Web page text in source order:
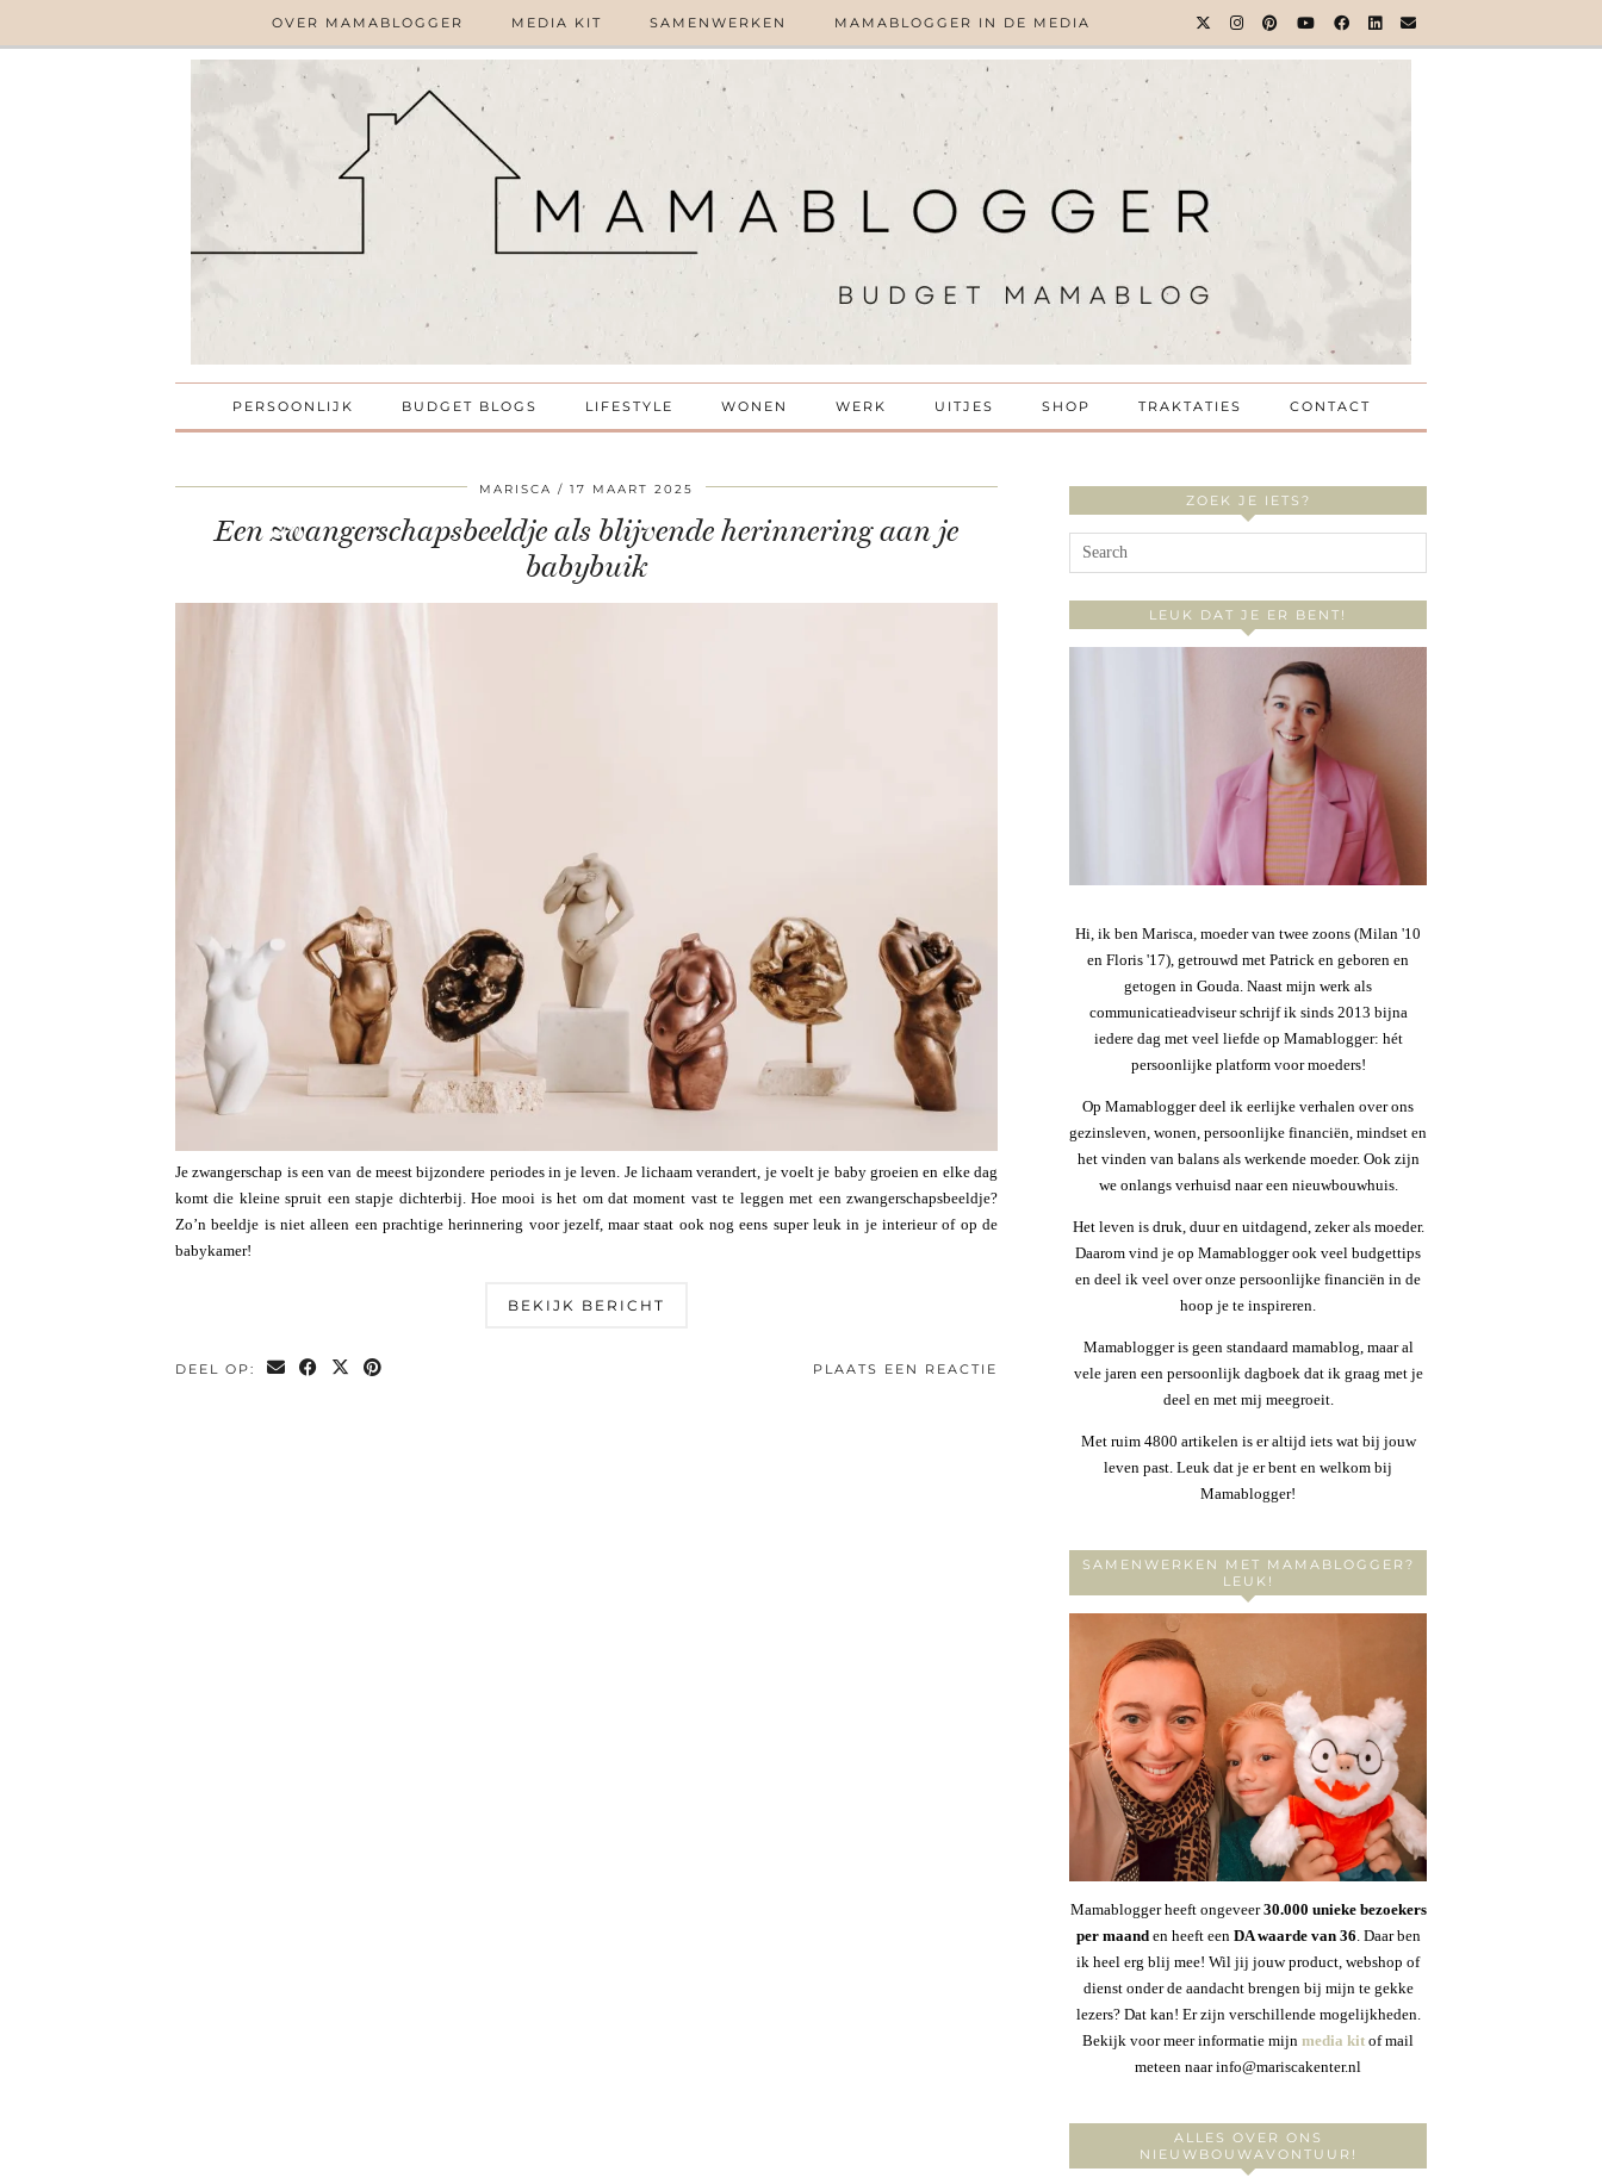
OVER MAMABLOGGER MEDIA KIT SAMENWERKEN MAMABLOGGER IN DE MEDIA
PERSOONLIJK BUDGET BLOGS LIFESTYLE WONEN WERK UITJES SHOP TRAKTATIES CONTACT
MARISCA 17 MAART 2025
Een zwangerschapsbeeldje als blijvende herinnering aan je
babybuik
Je zwangerschap is een van de meest bijzondere periodes in je leven. Je lichaam verandert, je voelt je baby groeien en elke dag
komt die kleine spruit een stapje dichterbij. Hoe mooi is het om dat moment vast te leggen met een zwangerschapsbeeldje?
Zo’n beeldje is niet alleen een prachtige herinnering voor jezelf, maar staat ook nog eens super leuk in je interieur of op de
babykamer!
BEKIJK BERICHT
DEEL OP: PLAATS EEN REACTIE
ZOEK JE IETS?
LEUK DAT JE ER BENT!
Hi, ik ben Marisca, moeder van twee zoons (Milan '10
en Floris '17), getrouwd met Patrick en geboren en
getogen in Gouda. Naast mijn werk als
communicatieadviseur schrijf ik sinds 2013 bijna
iedere dag met veel liefde op Mamablogger: hét
persoonlijke platform voor moeders!
Op Mamablogger deel ik eerlijke verhalen over ons
gezinsleven, wonen, persoonlijke financiën, mindset en
het vinden van balans als werkende moeder. Ook zijn
we onlangs verhuisd naar een nieuwbouwhuis.
Het leven is druk, duur en uitdagend, zeker als moeder.
Daarom vind je op Mamablogger ook veel budgettips
en deel ik veel over onze persoonlijke financiën in de
hoop je te inspireren.
Mamablogger is geen standaard mamablog, maar al
vele jaren een persoonlijk dagboek dat ik graag met je
deel en met mij meegroeit.
Met ruim 4800 artikelen is er altijd iets wat bij jouw
leven past. Leuk dat je er bent en welkom bij
Mamablogger!
SAMENWERKEN MET MAMABLOGGER?
LEUK!
Mamablogger heeft ongeveer30.000 unieke bezoekers
per maanden heeft een DA waarde van 36. Daar ben
ik heel erg blij mee! Wil jij jouw product, webshop of
dienst onder de aandacht brengen bij mijn te gekke
lezers? Dat kan! Er zijn verschillende mogelijkheden.
Bekijk voor meer informatie mijn media kit of mail
meteen naar info@mariscakenter.nl
ALLES OVER ONS
NIEUWBOUWAVONTUUR!